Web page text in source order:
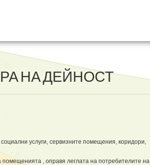
НА ДЕЙНОСТ
услуги, сервизните помещения, коридори,
, оправя леглата на потребителите на